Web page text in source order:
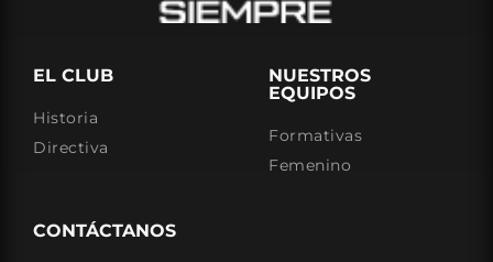
EL CLUB
Historia
Directiva
NUESTROS
EQUIPOS
Formativas
Femenino
CONTÁCTANOS